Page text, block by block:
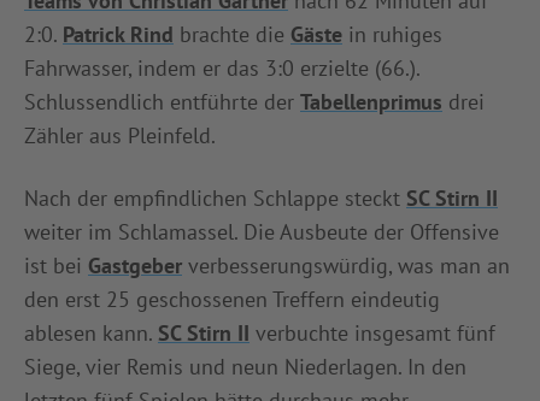
2:0. Patrick Rind brachte die Gäste in ruhiges
Fahrwasser, indem er das 3:0 erzielte (66.).
Schlussendlich entführte der Tabellenprimus drei
Zähler aus Pleinfeld.
Nach der empfindlichen Schlappe steckt SC Stirn II
weiter im Schlamassel. Die Ausbeute der Offensive
ist bei Gastgeber verbesserungswürdig, was man an
den erst 25 geschossenen Treffern eindeutig
ablesen kann. SC Stirn II verbuchte insgesamt fünf
Siege, vier Remis und neun Niederlagen. In den